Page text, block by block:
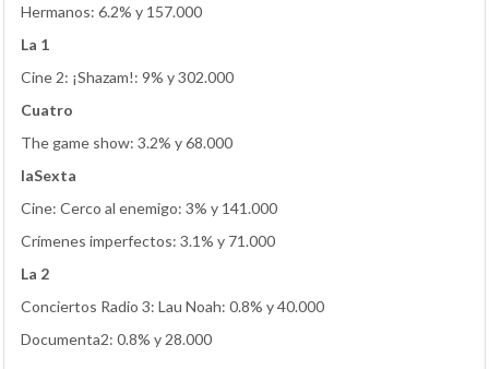
Hermanos: 6.2% y 157.000
La 1
Cine 2: ¡Shazam!: 9% y 302.000
Cuatro
The game show: 3.2% y 68.000
laSexta
Cine: Cerco al enemigo: 3% y 141.000
Crímenes imperfectos: 3.1% y 71.000
La 2
Conciertos Radio 3: Lau Noah: 0.8% y 40.000
Documenta2: 0.8% y 28.000